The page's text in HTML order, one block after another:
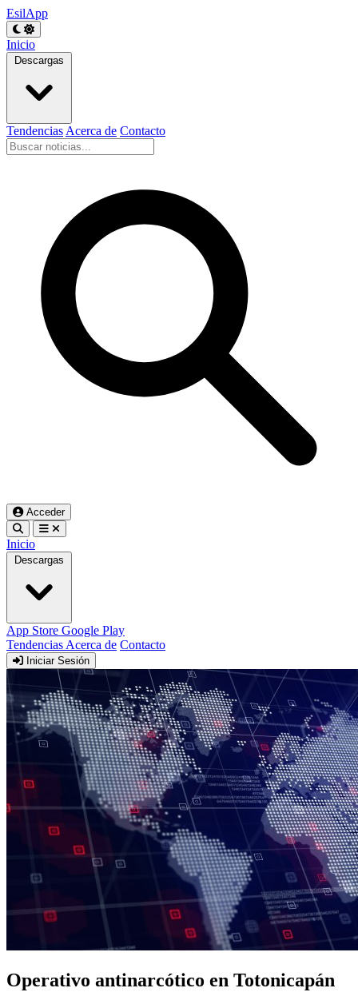
EsilApp
Inicio
Descargas
Tendencias Acerca de Contacto
Acceder
Inicio
Descargas
App Store Google Play
Tendencias Acerca de Contacto
Iniciar Sesión
Operativo antinarcótico en Totonicapán